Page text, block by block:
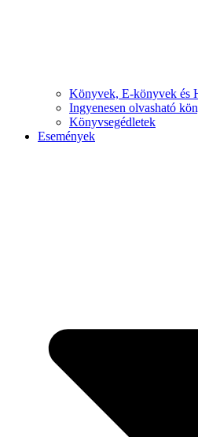
Könyvek, E-könyvek és
Ingyenesen olvasható
Könyvsegédletek
Események